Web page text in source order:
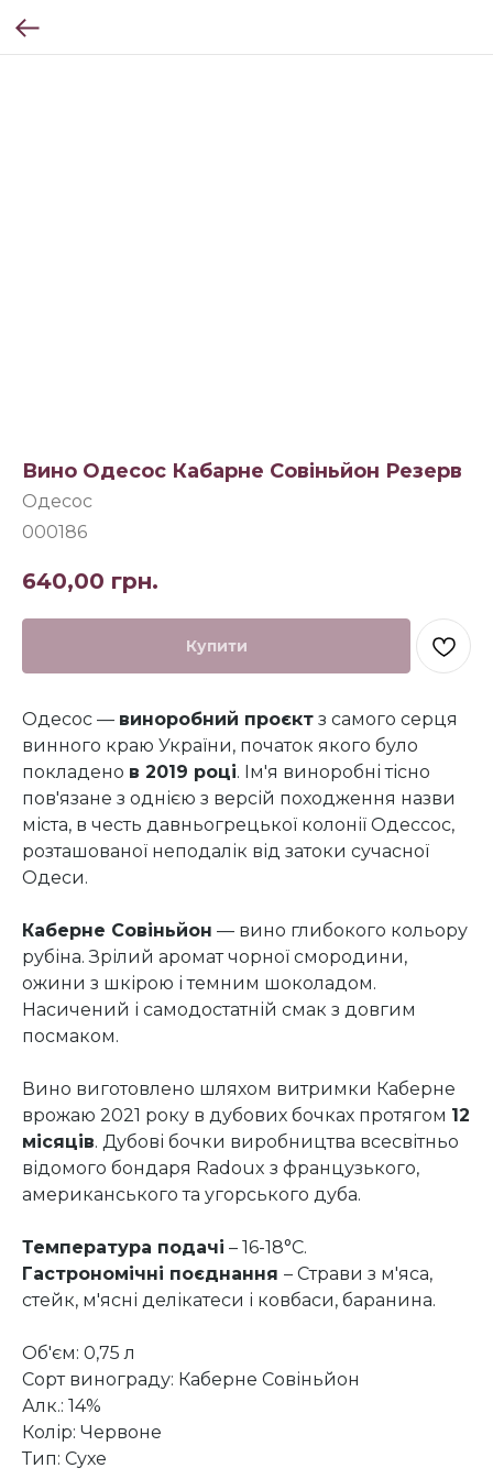
Вино Одесос Кабарне Совіньйон Резерв
Одесос
000186
640,00 грн.
Купити
Одесос — виноробний проєкт з самого серця
винного краю України, початок якого було
покладено в 2019 році. Ім'я виноробні тісно
пов'язане з однією з версій походження назви
міста, в честь давньогрецької колонії Одессос,
розташованої неподалік від затоки сучасної
Одеси.
Каберне Совіньйон — вино глибокого кольору
рубіна. Зрілий аромат чорної смородини,
ожини з шкірою і темним шоколадом.
Насичений і самодостатній смак з довгим
посмаком.
Вино виготовлено шляхом витримки Каберне
врожаю 2021 року в дубових бочках протягом 12
місяців. Дубові бочки виробництва всесвітньо
відомого бондаря Radoux з французького,
американського та угорського дуба.
Температура подачі – 16-18°C.
Гастрономічні поєднання – Страви з м'яса,
стейк, м'ясні делікатеси і ковбаси, баранина.
Об'єм: 0,75 л
Сорт винограду: Каберне Совіньйон
Алк.: 14%
Колір: Червоне
Тип: Сухе